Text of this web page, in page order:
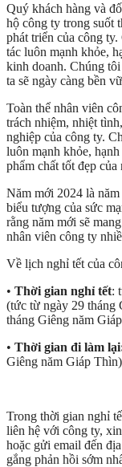
Quý khách hàng và
hộ công ty trong suốt
phát triển của công
tác luôn mạnh khỏe,
kinh doanh. Chúng
ta sẽ ngày càng bền
Toàn thể nhân viên
trách nhiệm, nhiệt
nghiệp của công ty.
luôn mạnh khỏe,
phẩm chất tốt đẹp của
Năm mới 2024 là
biểu tượng của sức
rằng năm mới sẽ
nhân viên công ty
Về lịch nghỉ tết của
• Thời gian nghỉ tết:
(tức từ ngày 29 tháng
tháng Giêng năm
• Thời gian đi làm
Giêng năm Giáp
Trong thời gian nghỉ
liên hệ với công ty,
hoặc gửi email đến
gắng phản hồi sớm